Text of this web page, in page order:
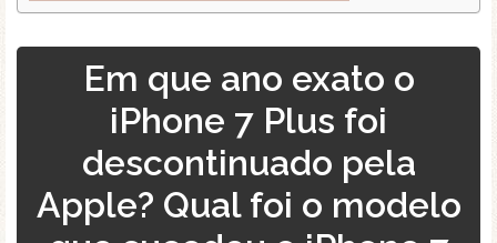
Em que ano exato o
iPhone 7 Plus foi
descontinuado pela
Apple? Qual foi o modelo